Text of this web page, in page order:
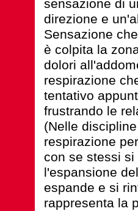
sensazione di
direzione e
Sensazione
è colpita la
dolori
respirazione
tentativo
frustrando le
(Nelle
respirazione
con se stessi
l'espansione
espande e si
rappresenta la